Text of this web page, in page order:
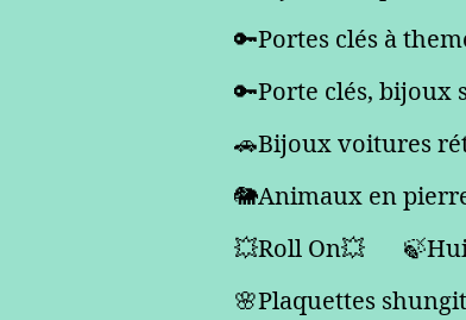
🔑Portes clés à
🔑Porte clés, bijoux
🚗Bijoux voitures
🐘Animaux en
💥Roll On💥
🌸Plaquettes